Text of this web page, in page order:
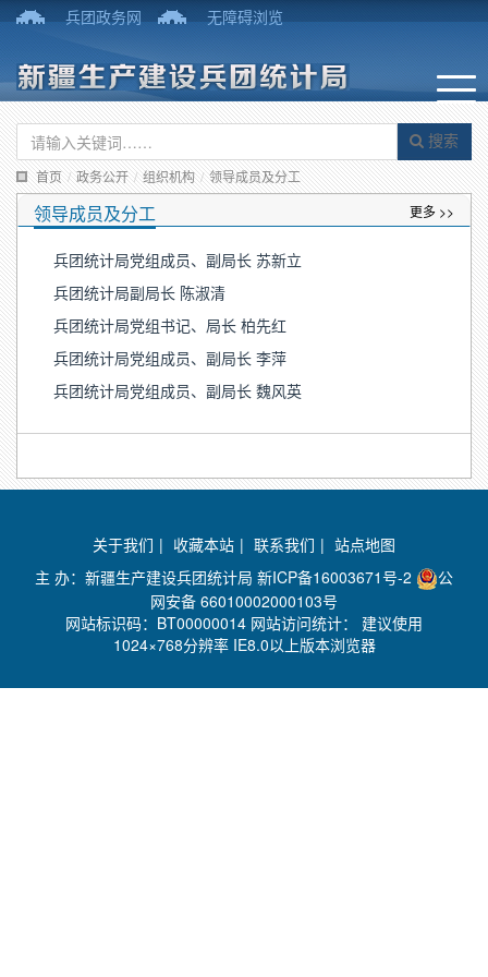
兵团政务网 无障碍浏览
搜索
首页 / 政务公开 / 组织机构 / 领导成员及分工
领导成员及分工 更多 >>
兵团统计局党组成员、副局长 苏新立
兵团统计局副局长 陈淑清
兵团统计局党组书记、局长 柏先红
兵团统计局党组成员、副局长 李萍
兵团统计局党组成员、副局长 魏风英
关于我们 | 收藏本站 | 联系我们 | 站点地图
主 办：新疆生产建设兵团统计局 新ICP备16003671号-2
公
网安备 66010002000103号
网站标识码：BT00000014 网站访问统计： 建议使用
1024×768分辨率 IE8.0以上版本浏览器